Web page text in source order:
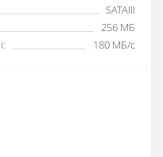
SATAIII
256 МБ
180 МБ/с